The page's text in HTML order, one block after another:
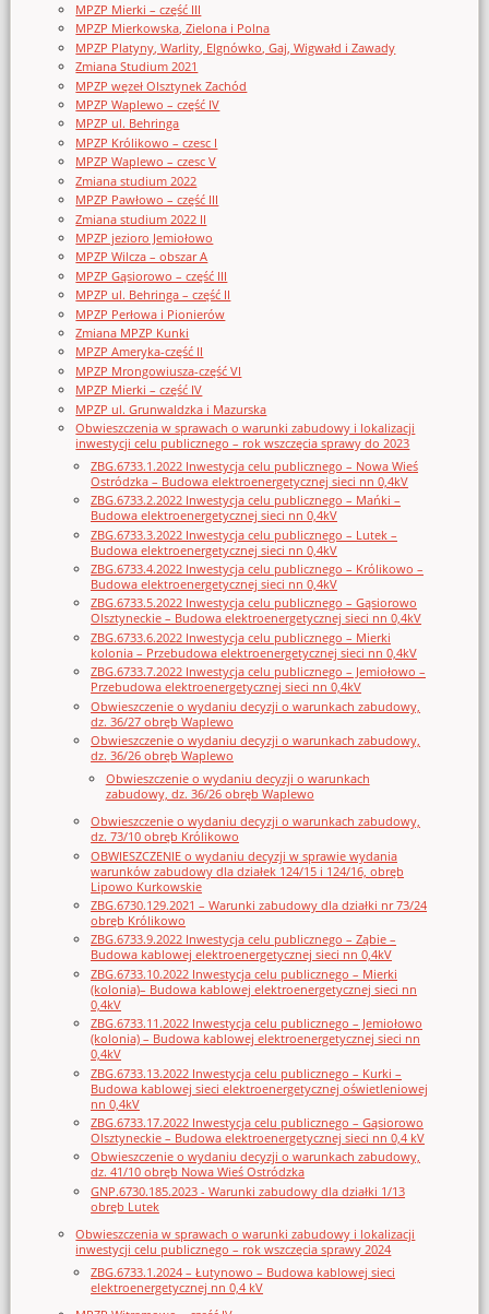
MPZP Mierki – część III
MPZP Mierkowska, Zielona i Polna
MPZP Platyny, Warlity, Elgnówko, Gaj, Wigwałd i Zawady
Zmiana Studium 2021
MPZP węzeł Olsztynek Zachód
MPZP Waplewo – część IV
MPZP ul. Behringa
MPZP Królikowo – czesc I
MPZP Waplewo – czesc V
Zmiana studium 2022
MPZP Pawłowo – część III
Zmiana studium 2022 II
MPZP jezioro Jemiołowo
MPZP Wilcza – obszar A
MPZP Gąsiorowo – część III
MPZP ul. Behringa – część II
MPZP Perłowa i Pionierów
Zmiana MPZP Kunki
MPZP Ameryka-część II
MPZP Mrongowiusza-część VI
MPZP Mierki – część IV
MPZP ul. Grunwaldzka i Mazurska
Obwieszczenia w sprawach o warunki zabudowy i lokalizacji
inwestycji celu publicznego – rok wszczęcia sprawy do 2023
ZBG.6733.1.2022 Inwestycja celu publicznego – Nowa Wieś
Ostródzka – Budowa elektroenergetycznej sieci nn 0,4kV
ZBG.6733.2.2022 Inwestycja celu publicznego – Mańki –
Budowa elektroenergetycznej sieci nn 0,4kV
ZBG.6733.3.2022 Inwestycja celu publicznego – Lutek –
Budowa elektroenergetycznej sieci nn 0,4kV
ZBG.6733.4.2022 Inwestycja celu publicznego – Królikowo –
Budowa elektroenergetycznej sieci nn 0,4kV
ZBG.6733.5.2022 Inwestycja celu publicznego – Gąsiorowo
Olsztyneckie – Budowa elektroenergetycznej sieci nn 0,4kV
ZBG.6733.6.2022 Inwestycja celu publicznego – Mierki
kolonia – Przebudowa elektroenergetycznej sieci nn 0,4kV
ZBG.6733.7.2022 Inwestycja celu publicznego – Jemiołowo –
Przebudowa elektroenergetycznej sieci nn 0,4kV
Obwieszczenie o wydaniu decyzji o warunkach zabudowy,
dz. 36/27 obręb Waplewo
Obwieszczenie o wydaniu decyzji o warunkach zabudowy,
dz. 36/26 obręb Waplewo
Obwieszczenie o wydaniu decyzji o warunkach
zabudowy, dz. 36/26 obręb Waplewo
Obwieszczenie o wydaniu decyzji o warunkach zabudowy,
dz. 73/10 obręb Królikowo
OBWIESZCZENIE o wydaniu decyzji w sprawie wydania
warunków zabudowy dla działek 124/15 i 124/16, obręb
Lipowo Kurkowskie
ZBG.6730.129.2021 – Warunki zabudowy dla działki nr 73/24
obręb Królikowo
ZBG.6733.9.2022 Inwestycja celu publicznego – Ząbie –
Budowa kablowej elektroenergetycznej sieci nn 0,4kV
ZBG.6733.10.2022 Inwestycja celu publicznego – Mierki
(kolonia)– Budowa kablowej elektroenergetycznej sieci nn
0,4kV
ZBG.6733.11.2022 Inwestycja celu publicznego – Jemiołowo
(kolonia) – Budowa kablowej elektroenergetycznej sieci nn
0,4kV
ZBG.6733.13.2022 Inwestycja celu publicznego – Kurki –
Budowa kablowej sieci elektroenergetycznej oświetleniowej
nn 0,4kV
ZBG.6733.17.2022 Inwestycja celu publicznego – Gąsiorowo
Olsztyneckie – Budowa elektroenergetycznej sieci nn 0,4 kV
Obwieszczenie o wydaniu decyzji o warunkach zabudowy,
dz. 41/10 obręb Nowa Wieś Ostródzka
GNP.6730.185.2023 - Warunki zabudowy dla działki 1/13
obręb Lutek
Obwieszczenia w sprawach o warunki zabudowy i lokalizacji
inwestycji celu publicznego – rok wszczęcia sprawy 2024
ZBG.6733.1.2024 – Łutynowo – Budowa kablowej sieci
elektroenergetycznej nn 0,4 kV